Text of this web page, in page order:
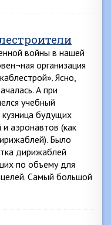
войны в нашей
организация
Ясно,
А при
учебный
кузница будущих
аэронавтов (как
Было
дирижаблей
по объему для
Самый большой